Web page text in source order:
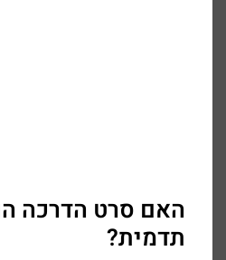
האם סרט הדרכה
תדמית?